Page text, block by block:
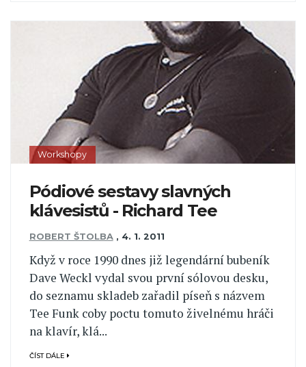
Workshopy
Pódiové sestavy slavných
klávesistů - Richard Tee
ROBERT ŠTOLBA , 4. 1. 2011
Když v roce 1990 dnes již legendární bubeník
Dave Weckl vydal svou první sólovou desku,
do seznamu skladeb zařadil píseň s názvem
Tee Funk coby poctu tomuto živelnému hráči
na klavír, klá...
ČÍST DÁLE